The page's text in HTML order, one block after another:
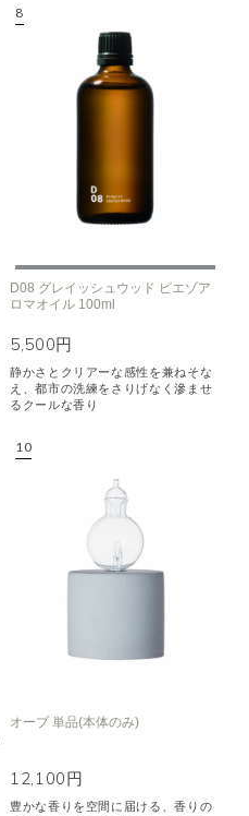
D08 グレイッシュウッド ピエゾア
ロマオイル 100ml
5,500円
静かさとクリアーな感性を兼ねそな
え、都市の洗練をさりげなく滲ませ
るクールな香り
オーブ 単品(本体のみ)
12,100円
豊かな香りを空間に届ける、香りの